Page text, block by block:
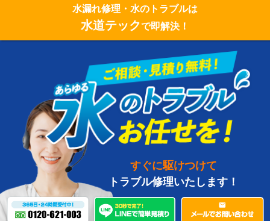
水漏れ修理・水のトラブルは
水道テックで即解決！
すぐに駆けつけて
トラブル修理いたします！